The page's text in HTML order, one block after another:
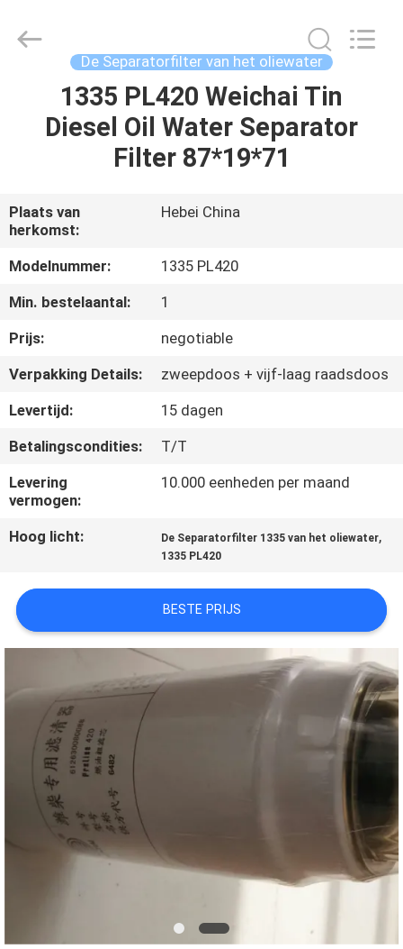
PRODUCTEN
VIDEO'S
ONGEVEER
ONS
KWALITEITSCONTROLE
CONTACTEER
ONS
GEVALLEN
SITEMAP
PRIVACY
POLICY
De Separatorfilter van het oliewater
1335 PL420 Weichai Tin
Diesel Oil Water Separator
Filter 87*19*71
Plaats van
herkomst:
Hebei China
Modelnummer:
1335 PL420
Min. bestelaantal:
1
Prijs:
negotiable
Verpakking Details:
zweepdoos + vijf-laag raadsdoos
Levertijd:
15 dagen
Betalingscondities:
T/T
Levering
vermogen:
10.000 eenheden per maand
Hoog licht: De Separatorfilter 1335 van het oliewater,
1335 PL420
BESTE PRIJS